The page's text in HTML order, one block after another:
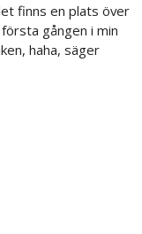
finns en plats över
gången i min
haha, säger